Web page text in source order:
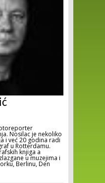
Nosilac je nekoliko
i već 20 godina radi
u Rotterdamu.
knjiga a
u muzejima i
Berlinu, Den